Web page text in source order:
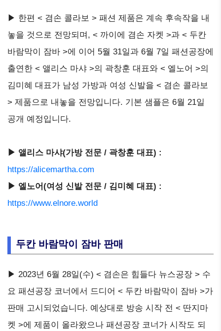
▶ 한편 < 겸손 콜라보 > 패션 제품은 계속 후속작을 내
놓을 것으로 전망되며, < 까이에 겸손 자켓 >과 < 두칸
바람막이 잠바 >에 이어 5월 31일과 6월 7일 패션공장에
출연한 < 앨리스 마샤 >의 곽창훈 대표와 < 엘노어 >의
김미혜 대표가 남성 가방과 여성 신발을 < 겸손 콜라보
> 제품으로 내놓을 전망입니다. 기본 샘플은 6월 21일
공개 예정입니다.
▶ 앨리스 마샤(가방 전문 / 곽창훈 대표) :
https://alicemartha.com
▶ 엘노어(여성 신발 전문 / 김미혜 대표) :
https://www.elnore.world
두칸 바람막이 잠바 판매
▶ 2023년 6월 28일(수) < 겸손은 힘들다 뉴스공장 > 수
요 패션공장 코너에서 드디어 < 두칸 바람막이 잠바 >가
판매 고시되었습니다. 예상대로 방송 시작 전 < 딴지마
켓 >에 제품이 올라왔으나 패션공장 코너가 시작도 되